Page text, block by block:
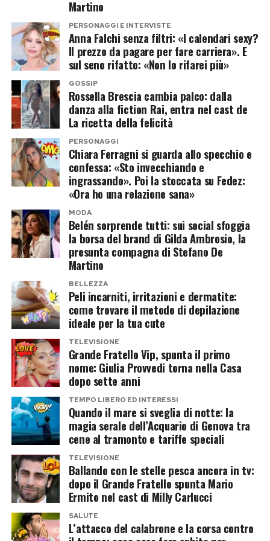
contribuito al successo del fenomeno
cinematografico più redditizio degli ultimi anni.
Post Views: 168
portando nelle casse di Sony e Marvel altri
milioni di dollari.
La Cina ha avuto un ruolo determinante con121
milioni di dollarial debutto, seguita dal Regno
Unito, dalla Corea del Sud, dall’India, dalla
Francia, dal Brasile e dagli altri principali mercati
mondiali. Proprio il risultato cinese alimenta
l’ottimismo degli analisti.
SecondoVariety, se il passaparola dovesse
mantenersi ai livelli dell’esordio,Spider-Man:
Brand New Day avrebbe tutte le carte in regola
per avvicinarsi addirittura ai2 miliardi di dollari
d’incasso complessivo.
L’Odissea non crolla e continua la
sua corsa
Il confronto conL’Odissea non racconta però
una sconfitta per Christopher Nolan. Il kolossal
tratto dal poema di Omero continua infatti a
registrare una tenuta eccezionale al botteghino
e ha ormai superato i
globali dopo tre settimane, confermandosi uno
dei maggiori successi dell’anno.
Anzi, secondo molti osservatori, la
contemporanea presenza dei due blockbuster
ha finito per alimentare l’interesse del pubblico
verso le sale, trasformando quello attuale in
uno dei weekend cinematografici più ricchi di
Martino
PERSONAGGI E INTERVISTE
Anna Falchi senza filtri: «I calendari sexy?
Il prezzo da pagare per fare carriera». E
sul seno rifatto: «Non lo rifarei più»
GOSSIP
Rossella Brescia cambia palco: dalla
danza alla fiction Rai, entra nel cast de
La ricetta della felicità
PERSONAGGI
Chiara Ferragni si guarda allo specchio e
confessa: «Sto invecchiando e
ingrassando». Poi la stoccata su Fedez:
«Ora ho una relazione sana»
MODA
Belén sorprende tutti: sui social sfoggia
la borsa del brand di Gilda Ambrosio, la
presunta compagna di Stefano De
Martino
BELLEZZA
Peli incarniti, irritazioni e dermatite:
come trovare il metodo di depilazione
ideale per la tua cute
TELEVISIONE
Grande Fratello Vip, spunta il primo
nome: Giulia Provvedi torna nella Casa
dopo sette anni
TEMPO LIBERO ED INTERESSI
Quando il mare si sveglia di notte: la
magia serale dell’Acquario di Genova tra
cene al tramonto e tariffe speciali
TELEVISIONE
Ballando con le stelle pesca ancora in tv:
dopo il Grande Fratello spunta Mario
Ermito nel cast di Milly Carlucci
SALUTE
L’attacco del calabrone e la corsa contro